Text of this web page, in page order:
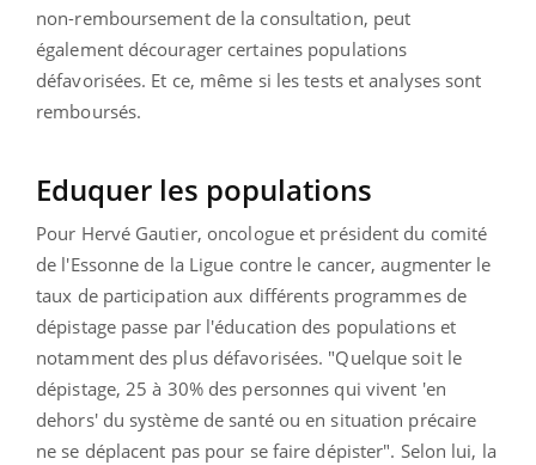
non-remboursement de la consultation, peut
également décourager certaines populations
défavorisées. Et ce, même si les tests et analyses sont
remboursés.
Eduquer les populations
Pour Hervé Gautier, oncologue et président du comité
de l'Essonne de la Ligue contre le cancer, augmenter le
taux de participation aux différents programmes de
dépistage passe par l'éducation des populations et
notamment des plus défavorisées. "Quelque soit le
dépistage, 25 à 30% des personnes qui vivent 'en
dehors' du système de santé ou en situation précaire
ne se déplacent pas pour se faire dépister". Selon lui, la